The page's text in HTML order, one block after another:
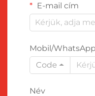
E-mail cím
Mobil/WhatsApp
Code
Név